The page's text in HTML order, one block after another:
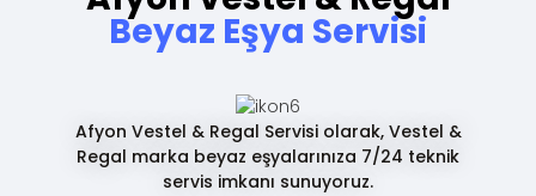
Beyaz Eşya Servisi
Afyon Vestel & Regal Servisi olarak, Vestel &
Regal marka beyaz eşyalarınıza 7/24 teknik
servis imkanı sunuyoruz.